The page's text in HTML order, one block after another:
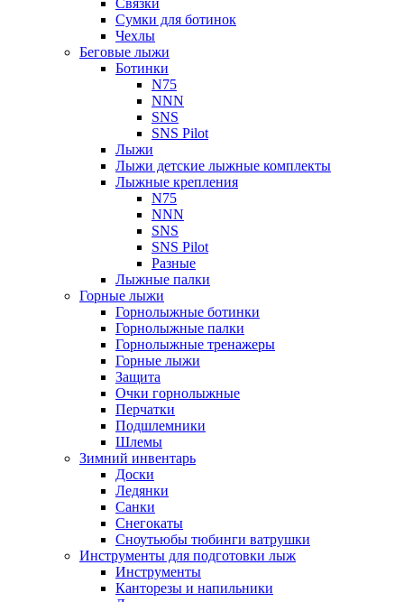
Связки
Сумки для ботинок
Чехлы
Беговые лыжи
Ботинки
N75
NNN
SNS
SNS Pilot
Лыжи
Лыжи детские лыжные комплекты
Лыжные крепления
N75
NNN
SNS
SNS Pilot
Разные
Лыжные палки
Горные лыжи
Горнoлыжные ботинки
Горнолыжные палки
Горнолыжные тренажеры
Горные лыжи
Защита
Очки горнолыжные
Перчатки
Подшлемники
Шлемы
Зимний инвентарь
Доски
Ледянки
Санки
Снегокаты
Сноутьюбы тюбинги ватрушки
Инструменты для подготовки лыж
Инструменты
Канторезы и напильники